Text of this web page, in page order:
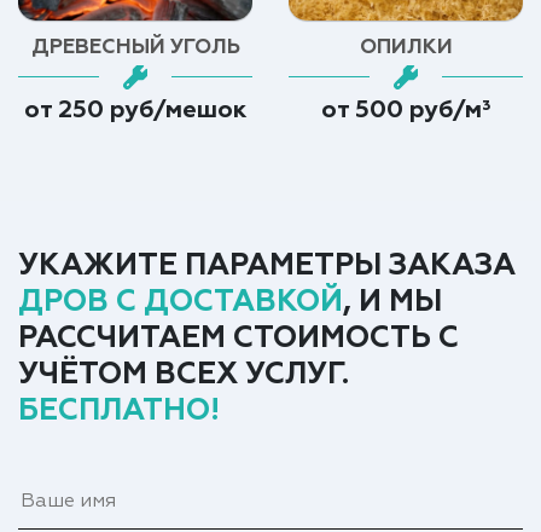
ДРЕВЕСНЫЙ УГОЛЬ
от 250 руб/мешок
ОПИЛКИ
от 500 руб/м³
УКАЖИТЕ ПАРАМЕТРЫ ЗАКАЗА
ДРОВ С ДОСТАВКОЙ , И МЫ
РАССЧИТАЕМ СТОИМОСТЬ С
УЧЁТОМ ВСЕХ УСЛУГ.
БЕСПЛАТНО!